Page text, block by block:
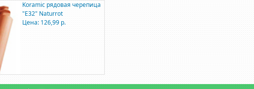
Koramic рядовая черепица
"E32" Naturrot
Цена: 126,99 р.